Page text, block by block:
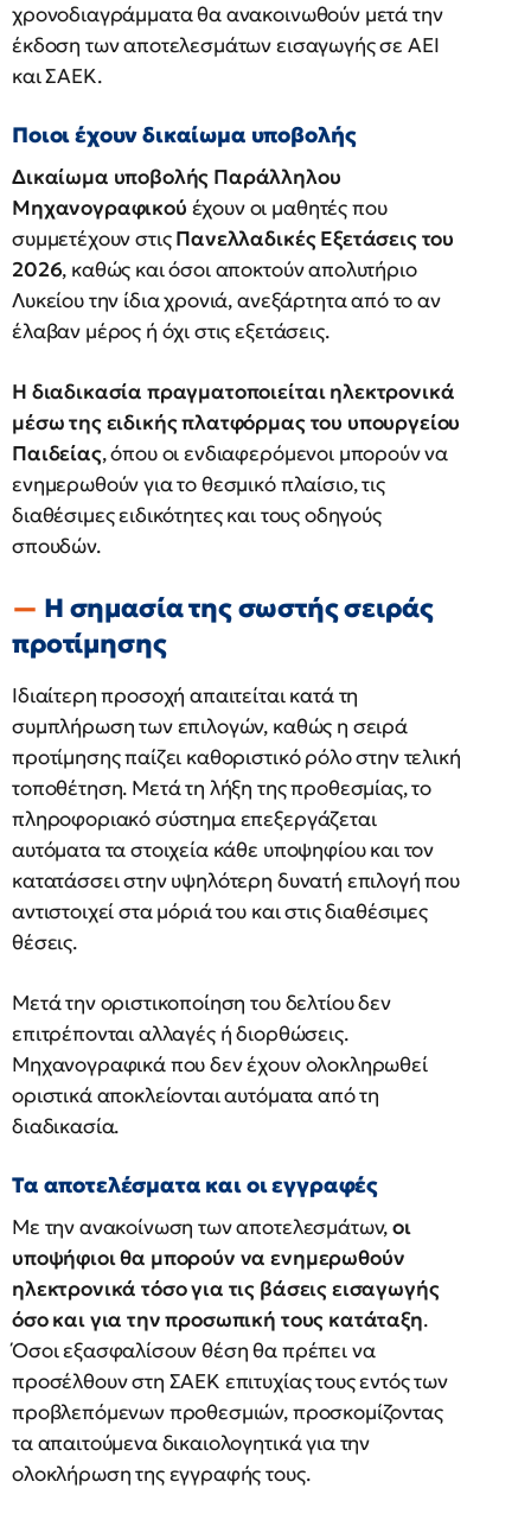
χρονοδιαγράμματα θα ανακοινωθούν μετά την
έκδοση των αποτελεσμάτων εισαγωγής σε ΑΕΙ
και ΣΑΕΚ.
Ποιοι έχουν δικαίωμα υποβολής
Δικαίωμα υποβολής Παράλληλου
Μηχανογραφικού έχουν οι μαθητές που
συμμετέχουν στιςΠανελλαδικές Εξετάσεις του
2026, καθώς και όσοι αποκτούν απολυτήριο
Λυκείου την ίδια χρονιά, ανεξάρτητα από το αν
έλαβαν μέρος ή όχι στις εξετάσεις.
Η διαδικασία πραγματοποιείται ηλεκτρονικά
μέσω της ειδικής πλατφόρμας του υπουργείου
Παιδείας, όπου οι ενδιαφερόμενοι μπορούν να
ενημερωθούν για το θεσμικό πλαίσιο, τις
διαθέσιμες ειδικότητες και τους οδηγούς
σπουδών.
Η σημασία της σωστής σειράς
προτίμησης
Ιδιαίτερη προσοχή απαιτείται κατά τη
συμπλήρωση των επιλογών, καθώς η σειρά
προτίμησης παίζει καθοριστικό ρόλο στην τελική
τοποθέτηση. Μετά τη λήξη της προθεσμίας, το
πληροφοριακό σύστημα επεξεργάζεται
αυτόματα τα στοιχεία κάθε υποψηφίου και τον
κατατάσσει στην υψηλότερη δυνατή επιλογή που
αντιστοιχεί στα μόριά του και στις διαθέσιμες
θέσεις.
Μετά την οριστικοποίηση του δελτίου δεν
επιτρέπονται αλλαγές ή διορθώσεις.
Μηχανογραφικά που δεν έχουν ολοκληρωθεί
οριστικά αποκλείονται αυτόματα από τη
διαδικασία.
Τα αποτελέσματα και οι εγγραφές
Με την ανακοίνωση των αποτελεσμάτων,οι
υποψήφιοι θα μπορούν να ενημερωθούν
ηλεκτρονικά τόσο για τις βάσεις εισαγωγής
όσο και για την προσωπική τους κατάταξη.
Όσοι εξασφαλίσουν θέση θα πρέπει να
προσέλθουν στη ΣΑΕΚ επιτυχίας τους εντός των
προβλεπόμενων προθεσμιών, προσκομίζοντας
τα απαιτούμενα δικαιολογητικά για την
ολοκλήρωση της εγγραφής τους.